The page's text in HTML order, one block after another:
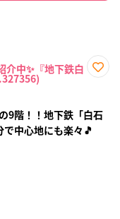
中✨『地下鉄白
録
9階！！地下鉄「白石
中心地にも楽々🎵